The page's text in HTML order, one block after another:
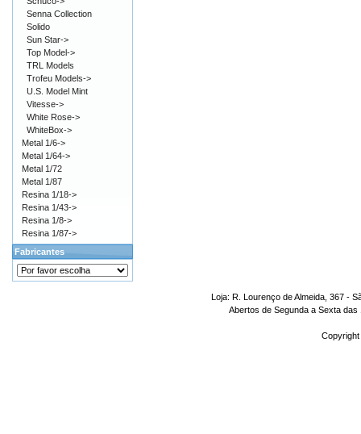
Senna Collection
Solido
Sun Star->
Top Model->
TRL Models
Trofeu Models->
U.S. Model Mint
Vitesse->
White Rose->
WhiteBox->
Metal 1/6->
Metal 1/64->
Metal 1/72
Metal 1/87
Resina 1/18->
Resina 1/43->
Resina 1/8->
Resina 1/87->
Fabricantes
Loja: R. Lourenço de Almeida, 367 -
Abertos de Segunda a Sexta